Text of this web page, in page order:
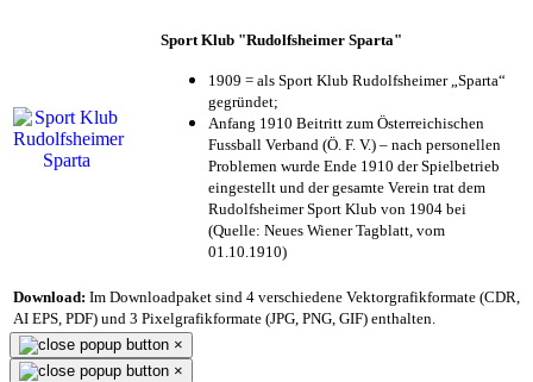
Sport Klub "Rudolfsheimer Sparta"
1909 = als Sport Klub Rudolfsheimer „Sparta“
gegründet;
Anfang 1910 Beitritt zum Österreichischen
Fussball Verband (Ö. F. V.) – nach personellen
Problemen wurde Ende 1910 der Spielbetrieb
eingestellt und der gesamte Verein trat dem
Rudolfsheimer Sport Klub von 1904 bei
(Quelle: Neues Wiener Tagblatt, vom
01.10.1910)
Download: Im Downloadpaket sind 4 verschiedene Vektorgrafikformate (CDR,
AI EPS, PDF) und 3 Pixelgrafikformate (JPG, PNG, GIF) enthalten.
×
×